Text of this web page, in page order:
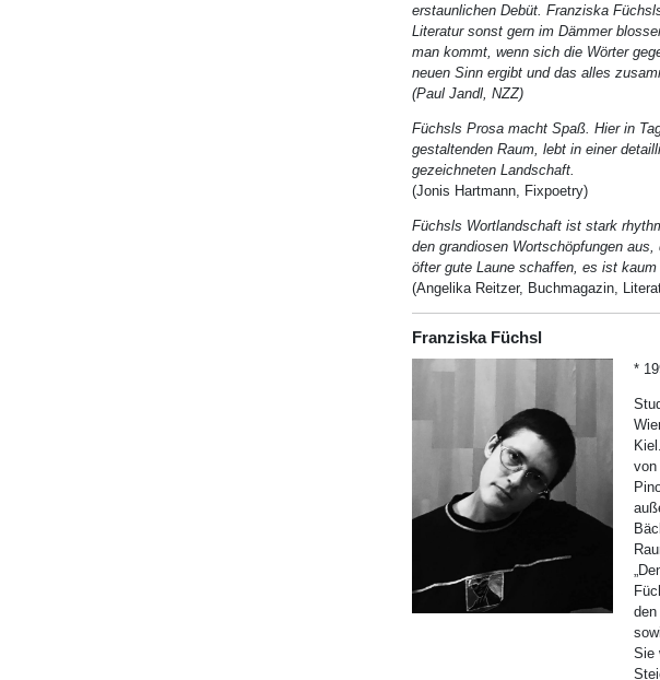
erstaunlichen Debüt. Franziska
Literatur sonst gern im Dämmer
man kommt, wenn sich die Wörter
neuen Sinn ergibt und das alles
(Paul Jandl, NZZ)
Füchsls Prosa macht Spaß. Hier in
gestaltenden Raum, lebt in einer
gezeichneten Landschaft.
(Jonis Hartmann, Fixpoetry)
Füchsls Wortlandschaft ist stark
den grandiosen Wortschöpfungen
öfter gute Laune schaffen, es ist
(Angelika Reitzer, Buchmagazin,
Franziska Füchsl
*
von
den
Sie